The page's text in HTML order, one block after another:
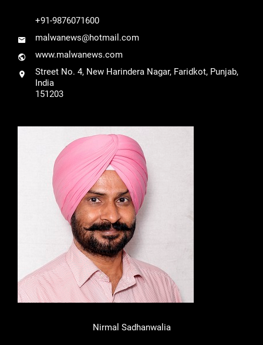
+91-9876071600
malwanews@hotmail.com
www.malwanews.com
Street No. 4, New Harindera Nagar, Faridkot, Punjab,
India
151203
Nirmal Sadhanwalia